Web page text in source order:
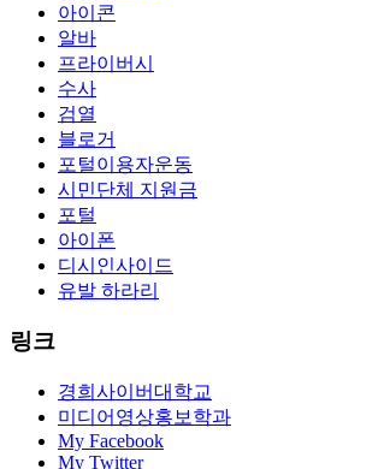
아이콘
알바
프라이버시
수사
검열
블로거
포털이용자운동
시민단체 지원금
포털
아이폰
디시인사이드
유발 하라리
링크
경희사이버대학교
미디어영상홍보학과
My Facebook
My Twitter